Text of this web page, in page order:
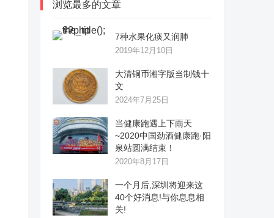
浏览最多的文章
7种水果化痰又润肺
2019年12月10日
大清铜币湘字版当制钱十
文
2024年7月25日
当健康跑遇上下雨天
~2020中国劲酒健康跑·阳
泉站圆满结束！
2020年8月17日
一个月后,深圳将迎来这
40个好消息!与你息息相
关!